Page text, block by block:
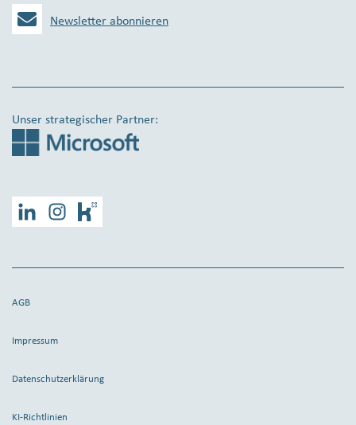
Newsletter abonnieren
Unser strategischer Partner:
LinkedInInstagramKununu
AGB
Impressum
Datenschutzerklärung
KI-Richtlinien